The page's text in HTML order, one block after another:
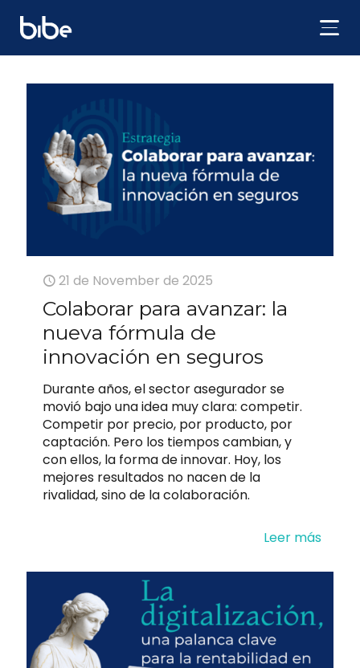
Categorías
Mostrar todo
21 de November de 2025
Colaborar para avanzar: la
nueva fórmula de
innovación en seguros
Durante años, el sector asegurador se
movió bajo una idea muy clara: competir.
Competir por precio, por producto, por
captación. Pero los tiempos cambian, y
con ellos, la forma de innovar. Hoy, los
mejores resultados no nacen de la
rivalidad, sino de la colaboración.
Leer más